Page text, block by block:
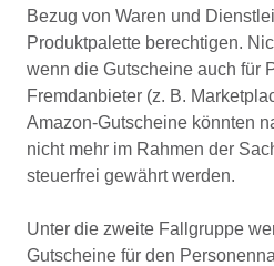
Bezug von Waren und
Produktpalette berechtigen.
wenn die Gutscheine auch für
Fremdanbieter (z. B.
Amazon-Gutscheine könnten
nicht mehr im Rahmen der
steuerfrei gewährt werden.
Unter die zweite Fallgruppe
Gutscheine für den